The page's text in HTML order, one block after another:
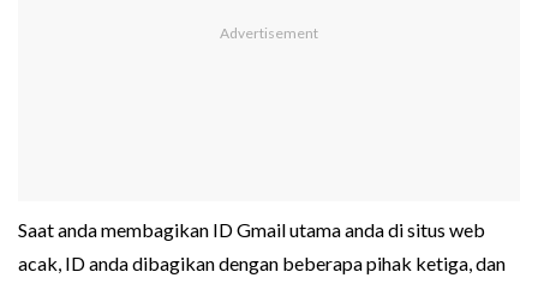
Saat anda membagikan ID Gmail utama anda di situs web
acak, ID anda dibagikan dengan beberapa pihak ketiga, dan